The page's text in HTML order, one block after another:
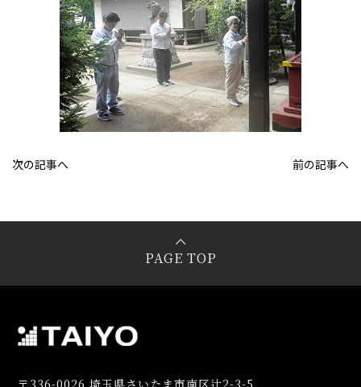
前の記事へ
次の記事へ
PAGE TOP
〒336-0026 埼玉県さいたま市南区辻2-3-5